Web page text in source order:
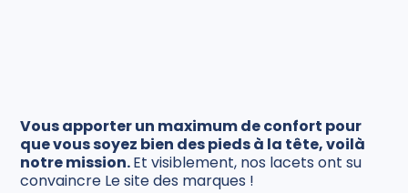
Vous apporter un maximum de confort pour
que vous soyez bien des pieds à la tête, voilà
notre mission.Et visiblement, nos lacets ont su
convaincre Le site des marques !